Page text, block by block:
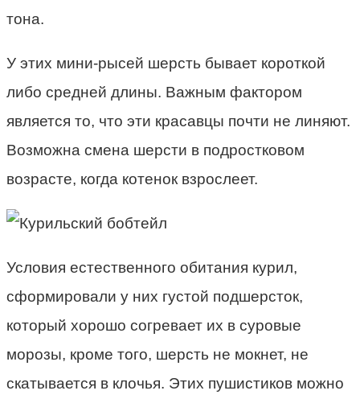
тона.
У этих мини-рысей шерсть бывает короткой
либо средней длины. Важным фактором
является то, что эти красавцы почти не линяют.
Возможна смена шерсти в подростковом
возрасте, когда котенок взрослеет.
Условия естественного обитания курил,
сформировали у них густой подшерсток,
который хорошо согревает их в суровые
морозы, кроме того, шерсть не мокнет, не
скатывается в клочья. Этих пушистиков можно